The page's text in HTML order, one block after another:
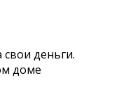
деньги.
доме